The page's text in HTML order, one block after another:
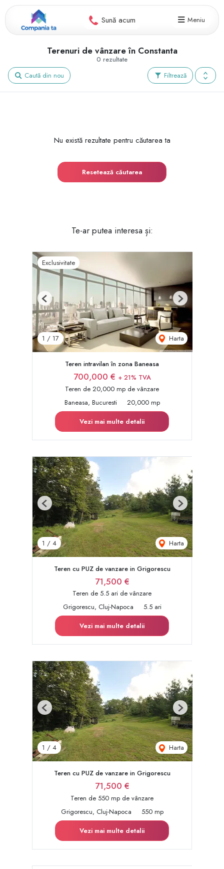
Sună acum Meniu
0 rezultate
Terenuri de vânzare în Constanta
Filtrează
Caută din nou
Nu există rezultate pentru căutarea ta
Resetează căutarea
Te-ar putea interesa și:
Exclusivitate
1 / 17 Harta
Previous Next
Teren intravilan în zona Baneasa
700,000 € + 21% TVA
Teren de 20,000 mp de vânzare
Baneasa, Bucuresti
20,000 mp
Vezi mai multe detalii
1 / 4 Harta
Previous Next
Teren cu PUZ de vanzare in Grigorescu
71,500 €
Teren de 5.5 ari de vânzare
Grigorescu, Cluj-Napoca
5.5 ari
Vezi mai multe detalii
1 / 4 Harta
Previous Next
Teren cu PUZ de vanzare in Grigorescu
71,500 €
Teren de 550 mp de vânzare
Grigorescu, Cluj-Napoca
550 mp
Vezi mai multe detalii